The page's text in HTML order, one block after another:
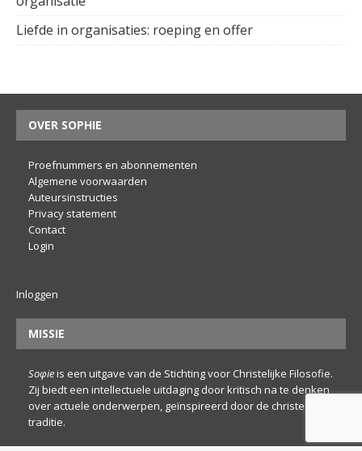
Liefde in organisaties: roeping en offer
OVER SOPHIE
Proefnummers en abonnementen
Algemene voorwaarden
Auteursinstructies
Privacy statement
Contact
Login
Inloggen
MISSIE
Soφieis een uitgave van de Stichting voor Christelijke Filosofie.
Zij biedt een intellectuele uitdaging door kritisch na te denken
over actuele onderwerpen, geïnspireerd door de christelijke
traditie.